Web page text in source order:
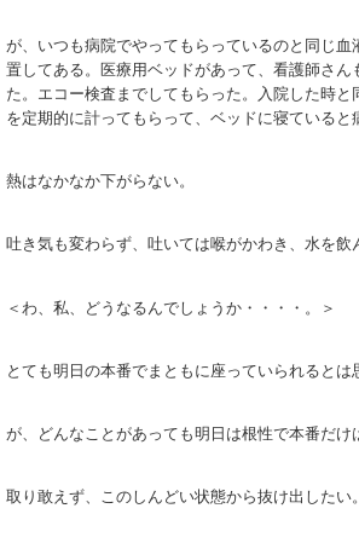
が、いつも病院でやってもらっているのと同じ
置してある。医療用ベッドがあって、看護師さ
た。エコー検査までしてもらった。入院した時
を定期的に計ってもらって、ベッドに寝ていると
熱はなかなか下がらない。
吐き気も変わらず、吐いては喉がかわき、水を飲
＜わ、私、どうなるんでしょうか・・・・。＞
とても明日の本番でまともに座っていられるとは
が、どんなことがあっても明日は根性で本番だけ
取り敢えず、このしんどい状態から抜け出したい。